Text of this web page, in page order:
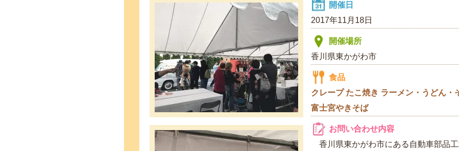
開催日
2017年11月18日
開催場所
香川県東かがわ市
食品
クレープ たこ焼き ラーメン・うどん・
富士宮やきそば
お問い合わせ内容
香川県東かがわ市にある自動車部品